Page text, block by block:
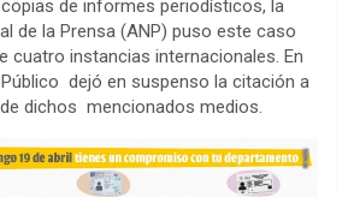
de informes periodísticos, la
de la Prensa (ANP) puso este caso
cuatro instancias internacionales. En
dejó en suspenso la citación a
dichos mencionados medios.